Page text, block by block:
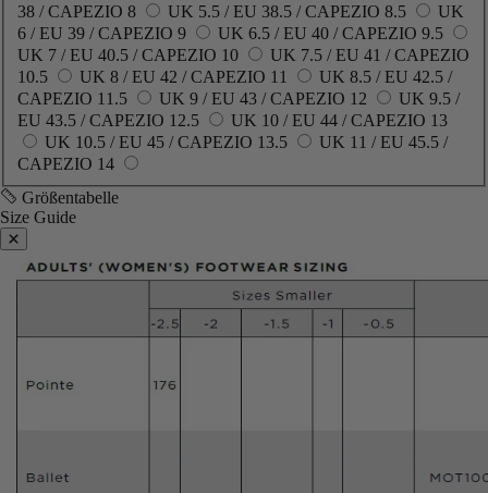
38 / CAPEZIO 8
UK 5.5 / EU 38.5 / CAPEZIO 8.5
UK
6 / EU 39 / CAPEZIO 9
UK 6.5 / EU 40 / CAPEZIO 9.5
UK 7 / EU 40.5 / CAPEZIO 10
UK 7.5 / EU 41 / CAPEZIO
10.5
UK 8 / EU 42 / CAPEZIO 11
UK 8.5 / EU 42.5 /
CAPEZIO 11.5
UK 9 / EU 43 / CAPEZIO 12
UK 9.5 /
EU 43.5 / CAPEZIO 12.5
UK 10 / EU 44 / CAPEZIO 13
UK 10.5 / EU 45 / CAPEZIO 13.5
UK 11 / EU 45.5 /
CAPEZIO 14
Größentabelle
Size Guide